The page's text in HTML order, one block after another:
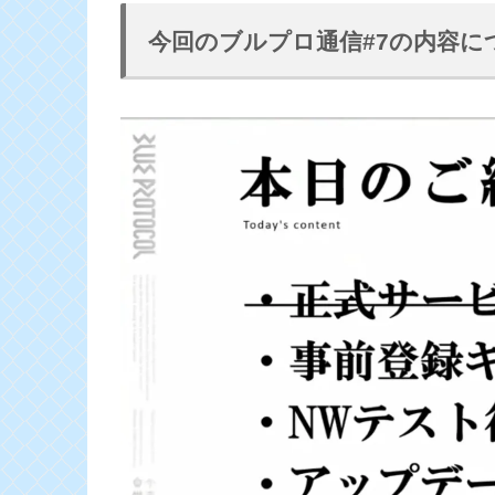
今回のブルプロ通信#7の内容に